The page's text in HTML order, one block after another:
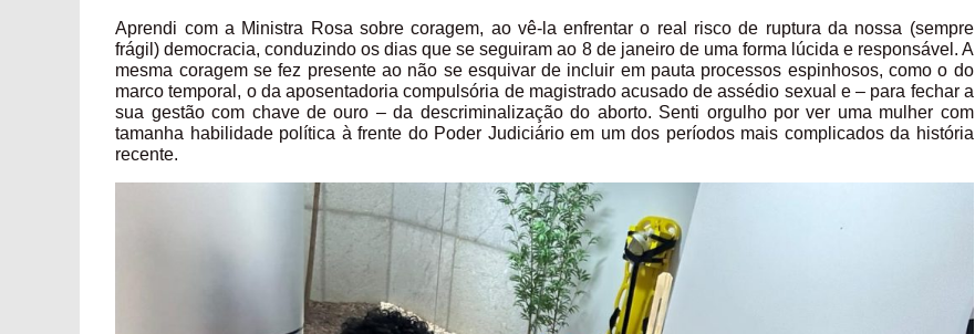
Aprendi com a Ministra Rosa sobre coragem, ao vê-la enfrentar o real risco de ruptura da nossa (sempre
frágil) democracia, conduzindo os dias que se seguiram ao 8 de janeiro de uma forma lúcida e responsável. A
mesma coragem se fez presente ao não se esquivar de incluir em pauta processos espinhosos, como o do
marco temporal, o da aposentadoria compulsória de magistrado acusado de assédio sexual e – para fechar a
sua gestão com chave de ouro – da descriminalização do aborto. Senti orgulho por ver uma mulher com
tamanha habilidade política à frente do Poder Judiciário em um dos períodos mais complicados da história
recente.